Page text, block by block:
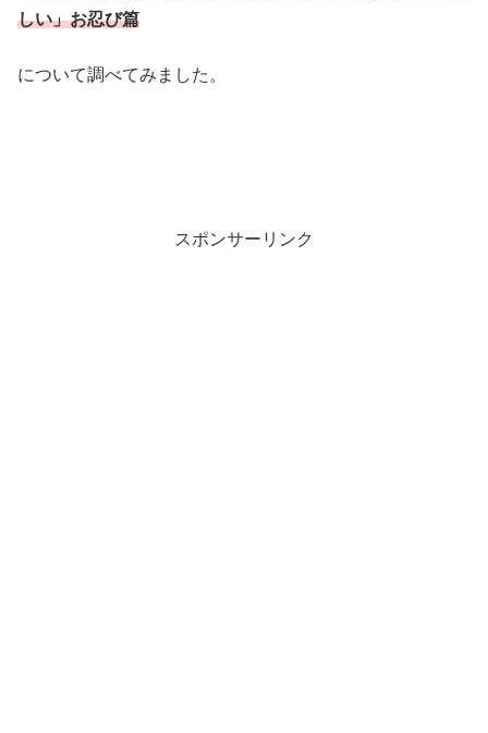
しい」お忍び篇
について調べてみました。
スポンサーリンク